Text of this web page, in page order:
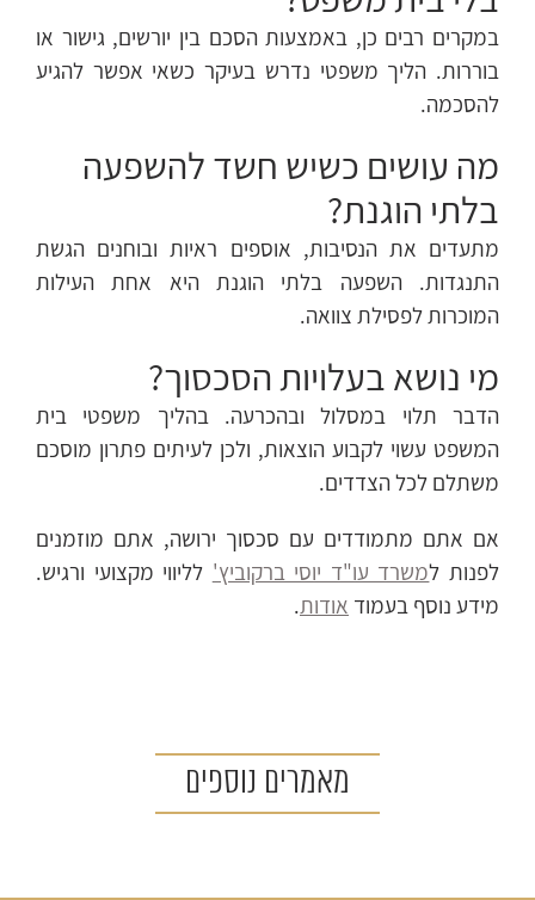
במקרים רבים כן, באמצעות הסכם בין יורשים, גישור או
בוררות. הליך משפטי נדרש בעיקר כשאי אפשר להגיע
להסכמה.
מה עושים כשיש חשד להשפעה
בלתי הוגנת?
מתעדים את הנסיבות, אוספים ראיות ובוחנים הגשת
התנגדות. השפעה בלתי הוגנת היא אחת העילות
המוכרות לפסילת צוואה.
מי נושא בעלויות הסכסוך?
הדבר תלוי במסלול ובהכרעה. בהליך משפטי בית
המשפט עשוי לקבוע הוצאות, ולכן לעיתים פתרון מוסכם
משתלם לכל הצדדים.
אם אתם מתמודדים עם סכסוך ירושה, אתם מוזמנים
לפנות למשרד עו"ד יוסי ברקוביץ' לליווי מקצועי ורגיש.
מידע נוסף בעמוד אודות.
מאמרים נוספים